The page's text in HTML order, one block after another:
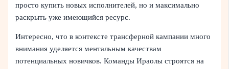
просто купить новых исполнителей, но и максимально
раскрыть уже имеющийся ресурс.
Интересно, что в контексте трансферной кампании много
внимания уделяется ментальным качествам
потенциальных новичков. Команды Ираолы строятся на